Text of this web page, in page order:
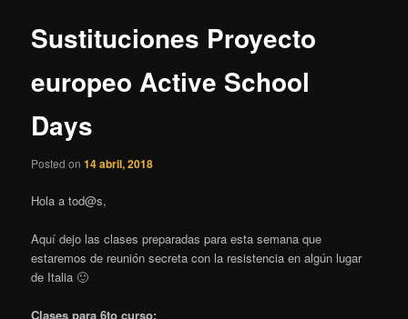
Sustituciones Proyecto
europeo Active School
Days
Posted on14 abril, 2018
Hola a tod@s,
Aquí dejo las clases preparadas para esta semana que
estaremos de reunión secreta con la resistencia en algún lugar
de Italia 🙂
Clases para 6to curso: